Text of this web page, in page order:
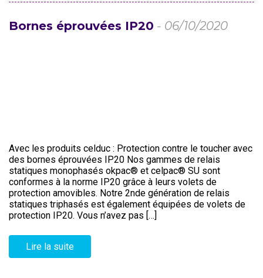
Bornes éprouvées IP20 - 06/10/2020
Avec les produits celduc : Protection contre le toucher avec
des bornes éprouvées IP20 Nos gammes de relais
statiques monophasés okpac® et celpac® SU sont
conformes à la norme IP20 grâce à leurs volets de
protection amovibles. Notre 2nde génération de relais
statiques triphasés est également équipées de volets de
protection IP20. Vous n’avez pas […]
Lire la suite